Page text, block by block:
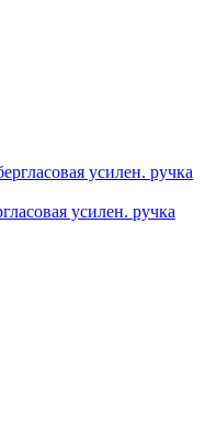
усилен. ручка